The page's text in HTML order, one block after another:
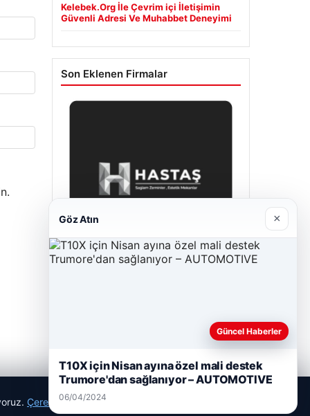
Kelebek.Org İle Çevrim içi İletişimin
Güvenli Adresi Ve Muhabbet Deneyimi
Son Eklenen Firmalar
Çerez Politikamız
Göz Atın ×
Güncel Haberler
T10X için Nisan ayına özel mali destek
Trumore'dan sağlanıyor – AUTOMOTIVE
06/04/2024